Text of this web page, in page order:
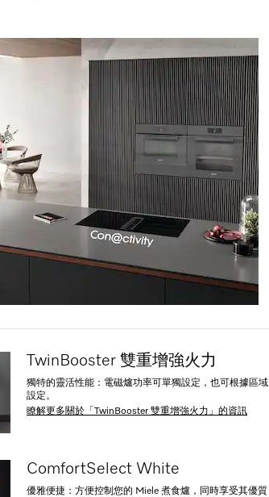
TwinBooster 雙重增強火力
獨特的靈活性能：電磁爐功率可單獨設定，也可根據區域
設定。
瞭解更多關於「TwinBooster 雙重增強火力」的資訊
ComfortSelect White
優雅便捷：方便控制您的 Miele 煮食爐，同時享受其優質